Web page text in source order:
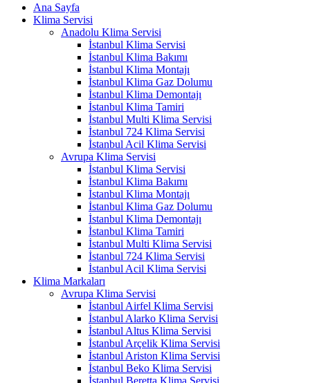
Ana Sayfa
Klima Servisi
Anadolu Klima Servisi
İstanbul Klima Servisi
İstanbul Klima Bakımı
İstanbul Klima Montajı
İstanbul Klima Gaz Dolumu
İstanbul Klima Demontajı
İstanbul Klima Tamiri
İstanbul Multi Klima Servisi
İstanbul 724 Klima Servisi
İstanbul Acil Klima Servisi
Avrupa Klima Servisi
İstanbul Klima Servisi
İstanbul Klima Bakımı
İstanbul Klima Montajı
İstanbul Klima Gaz Dolumu
İstanbul Klima Demontajı
İstanbul Klima Tamiri
İstanbul Multi Klima Servisi
İstanbul 724 Klima Servisi
İstanbul Acil Klima Servisi
Klima Markaları
Avrupa Klima Servisi
İstanbul Airfel Klima Servisi
İstanbul Alarko Klima Servisi
İstanbul Altus Klima Servisi
İstanbul Arçelik Klima Servisi
İstanbul Ariston Klima Servisi
İstanbul Beko Klima Servisi
İstanbul Beretta Klima Servisi